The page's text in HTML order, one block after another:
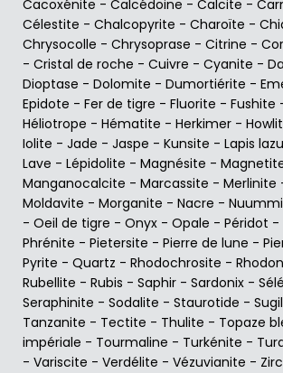
Cacoxénite - Calcédoine - Calcite -
Célestite - Chalcopyrite - Charoïte -
Chrysocolle - Chrysoprase - Citrine -
- Cristal de roche - Cuivre - Cyanite -
Dioptase - Dolomite - Dumortiérite -
Epidote - Fer de tigre - Fluorite - Fushite
Héliotrope - Hématite - Herkimer -
Iolite - Jade - Jaspe - Kunsite - Lapis
Lave - Lépidolite - Magnésite -
Manganocalcite - Marcassite - Merlinite
Moldavite - Morganite - Nacre -
- Oeil de tigre - Onyx - Opale - Péridot -
Phrénite - Pietersite - Pierre de lune -
Pyrite - Quartz - Rhodochrosite -
Rubellite - Rubis - Saphir - Sardonix -
Seraphinite - Sodalite - Staurotide -
Tanzanite - Tectite - Thulite - Topaze
impériale - Tourmaline - Turkénite -
- Variscite - Verdélite - Vézuvianite -